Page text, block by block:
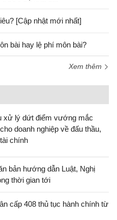
[Cập nhật mới nhất]
bài hay lệ phí môn bài?
Xem thêm
xử lý dứt điểm vướng mắc
doanh nghiệp về đấu thầu,
chính
bản hướng dẫn Luật, Nghị
thời gian tới
cấp 408 thủ tục hành chính từ